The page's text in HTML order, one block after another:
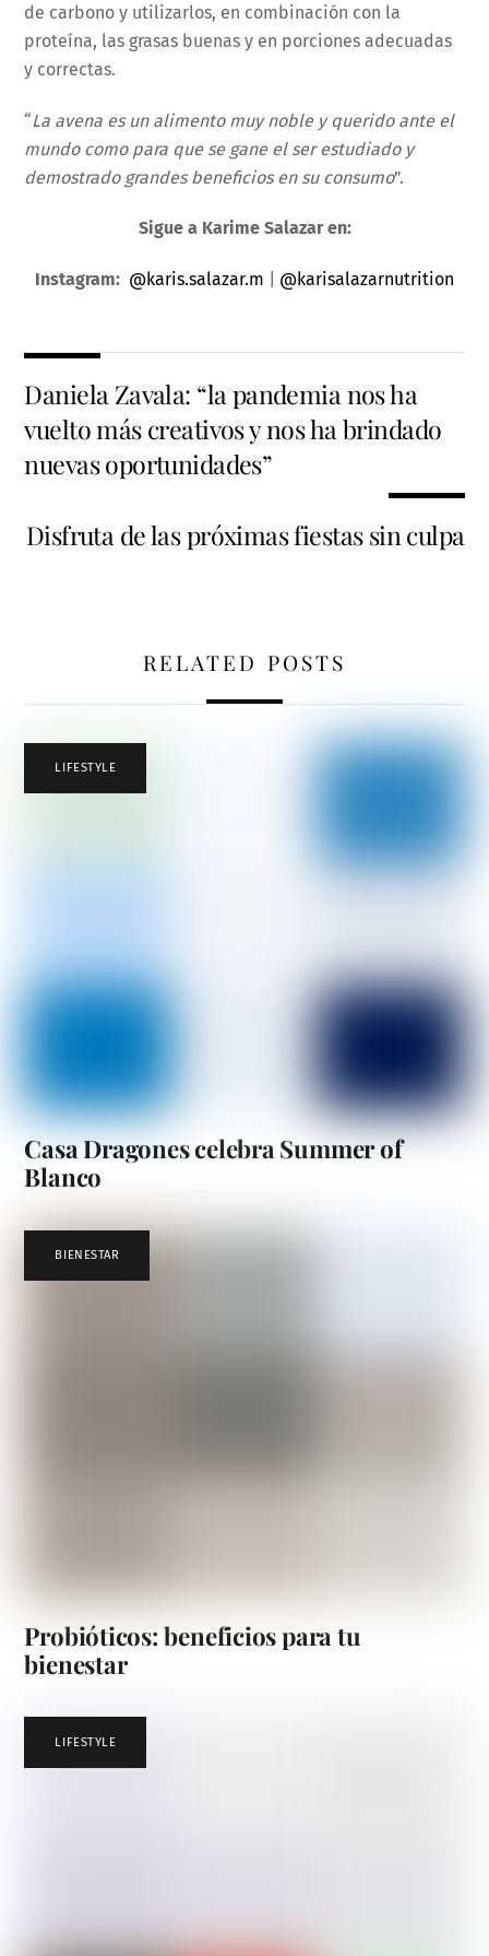
de carbono y utilizarlos, en combinación con la
proteína, las grasas buenas y en porciones adecuadas
y correctas.
“La avena es un alimento muy noble y querido ante el
mundo como para que se gane el ser estudiado y
demostrado grandes beneficios en su consumo”.
Sigue a Karime Salazar en:
Instagram: @karis.salazar.m @karisalazarnutrition
Daniela Zavala: “la pandemia nos ha
vuelto más creativos y nos ha brindado
nuevas oportunidades”
Disfruta de las próximas fiestas sin culpa
RELATED POSTS
LIFESTYLE
Casa Dragones celebra Summer of
Blanco
BIENESTAR
Probióticos: beneficios para tu
bienestar
LIFESTYLE